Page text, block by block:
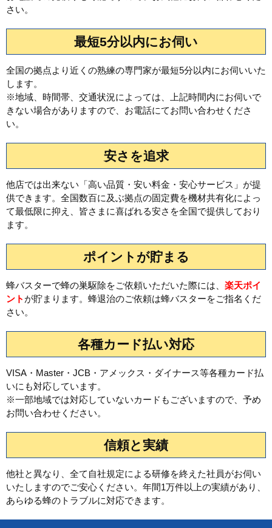
さい。
最短5分以内にお伺い
全国の拠点より近くの熟練の専門家が最短5分以内にお伺いいた
します。
※地域、時間帯、交通状況によっては、上記時間内にお伺いで
きない場合がありますので、お電話にてお問い合わせくださ
い。
安さを追求
他店では出来ない「高い品質・安い料金・安心サービス」が提
供できます。全国数百に及ぶ拠点の固定費を機材共有化によっ
て最低限に抑え、皆さまに喜ばれる安さを全国で提供しており
ます。
ポイントが貯まる
蜂バスターで蜂の巣駆除をご依頼いただいた際には、 楽天ポイ
ント が貯まります。蜂退治のご依頼は蜂バスターをご指名くだ
さい。
各種カード払い対応
VISA・Master・JCB・アメックス・ダイナース等各種カード払
いにも対応しています。
※一部地域では対応していないカードもございますので、予め
お問い合わせください。
信頼と実績
他社と異なり、全て自社規定による研修を終えた社員がお伺い
いたしますのでご安心ください。年間1万件以上の実績があり、
あらゆる蜂のトラブルに対応できます。